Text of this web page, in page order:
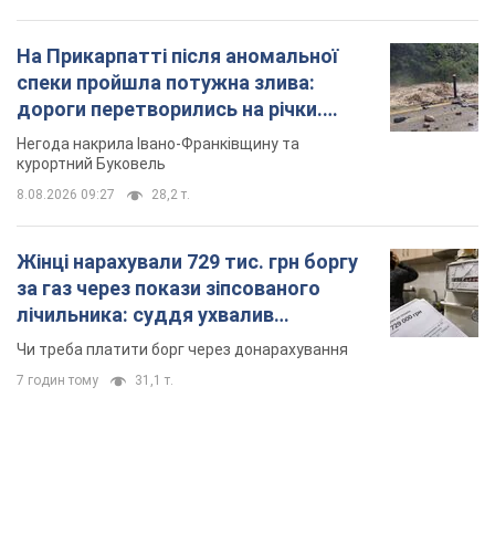
На Прикарпатті після аномальної
спеки пройшла потужна злива:
дороги перетворились на річки.
Відео
Негода накрила Івано-Франківщину та
курортний Буковель
8.08.2026 09:27 28,2 т.
Жінці нарахували 729 тис. грн боргу
за газ через покази зіпсованого
лічильника: суддя ухвалив
неочікуване рішення
Чи треба платити борг через донарахування
7 годин тому 31,1 т.